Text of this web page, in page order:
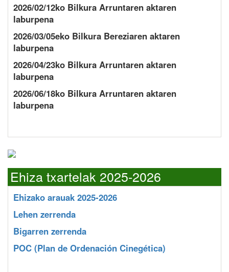
2026/02/12ko Bilkura Arruntaren aktaren
laburpena
2026/03/05eko Bilkura Bereziaren aktaren
laburpena
2026/04/23ko Bilkura Arruntaren aktaren
laburpena
2026/06/18ko Bilkura Arruntaren aktaren
laburpena
Ehiza txartelak 2025-2026
Ehizako arauak 2025-2026
Lehen zerrenda
Bigarren zerrenda
POC (Plan de Ordenación Cinegética)